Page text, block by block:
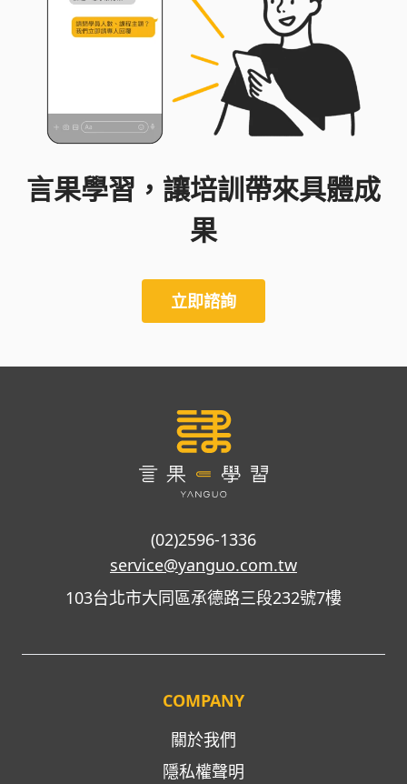
言果學習，讓培訓帶來具體成
果
立即諮詢
(02)2596-1336
service@yanguo.com.tw
103台北市大同區承德路三段232號7樓
COMPANY
關於我們
隱私權聲明